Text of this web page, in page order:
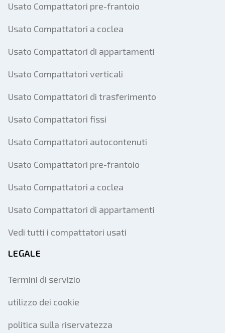
Usato Compattatori pre-frantoio
Usato Compattatori a coclea
Usato Compattatori di appartamenti
Usato Compattatori verticali
Usato Compattatori di trasferimento
Usato Compattatori fissi
Usato Compattatori autocontenuti
Usato Compattatori pre-frantoio
Usato Compattatori a coclea
Usato Compattatori di appartamenti
Vedi tutti i compattatori usati
LEGALE
Termini di servizio
utilizzo dei cookie
politica sulla riservatezza